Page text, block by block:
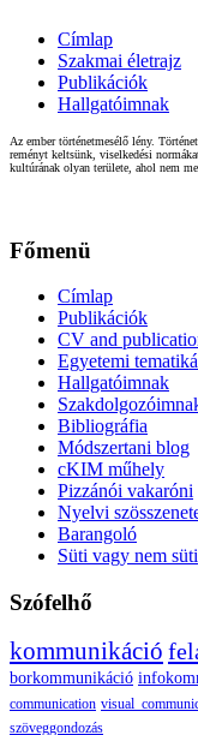
Címlap
Szakmai életrajz
Publikációk
Hallgatóimnak
Az ember történetmesélő lény.
reményt keltsünk, viselkedési
kultúrának olyan területe, ahol nem
Főmenü
Címlap
Publikációk
CV and
Egyetemi
Hallgatóimnak
Bibliográfia
Módszertani blog
cKIM műhely
Pizzánói vakaróni
Nyelvi
Barangoló
Süti vagy nem süti
Szófelhő
kommunikáció
borkommunikáció
communication
szöveggondozás